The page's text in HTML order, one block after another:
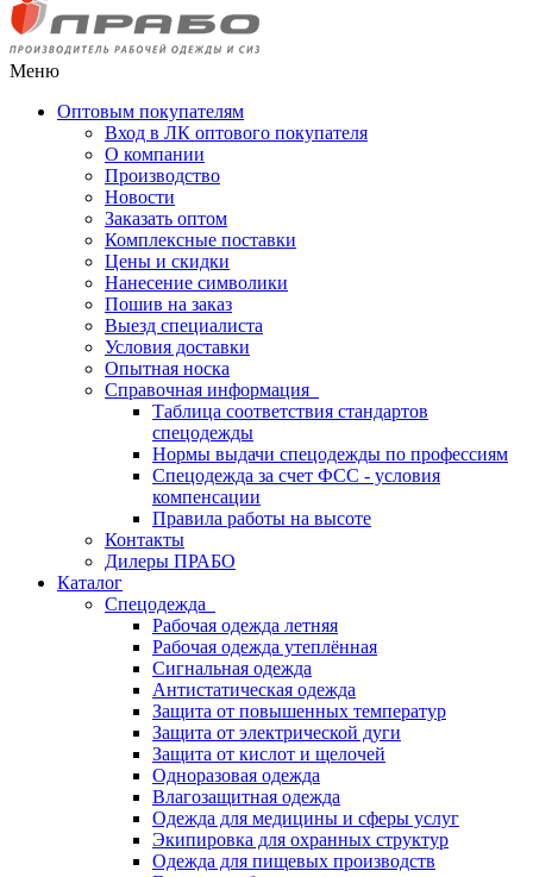
Меню
Оптовым покупателям
Вход в ЛК оптового покупателя
О компании
Производство
Новости
Заказать оптом
Комплексные поставки
Цены и скидки
Нанесение символики
Пошив на заказ
Выезд специалиста
Условия доставки
Опытная носка
Справочная информация
Таблица соответствия стандартов
спецодежды
Нормы выдачи спецодежды по профессиям
Спецодежда за счет ФСС - условия
компенсации
Правила работы на высоте
Контакты
Дилеры ПРАБО
Каталог
Спецодежда
Рабочая одежда летняя
Рабочая одежда утеплённая
Сигнальная одежда
Антистатическая одежда
Защита от повышенных температур
Защита от электрической дуги
Защита от кислот и щелочей
Одноразовая одежда
Влагозащитная одежда
Одежда для медицины и сферы услуг
Экипировка для охранных структур
Одежда для пищевых производств